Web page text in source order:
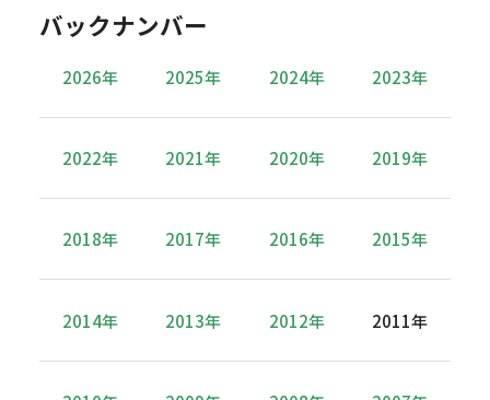
バックナンバー
2026年 2025年 2024年 2023年
2022年 2021年 2020年 2019年
2018年 2017年 2016年 2015年
2014年 2013年 2012年 2011年